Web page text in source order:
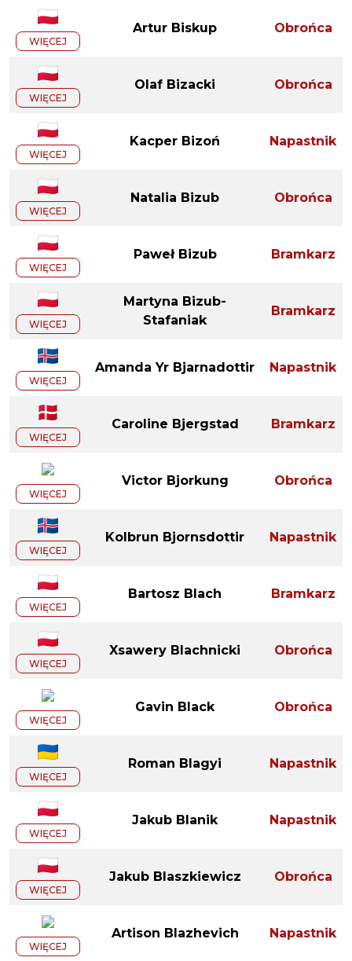
WIĘCEJ
Artur Biskup Obrońca
WIĘCEJ
Olaf Bizacki Obrońca
WIĘCEJ
Kacper Bizoń Napastnik
WIĘCEJ
Natalia Bizub Obrońca
WIĘCEJ
Paweł Bizub Bramkarz
WIĘCEJ
Martyna Bizub-
Stafaniak
Bramkarz
WIĘCEJ
Amanda Yr Bjarnadottir Napastnik
WIĘCEJ
Caroline Bjergstad Bramkarz
WIĘCEJ
Victor Bjorkung Obrońca
WIĘCEJ
Kolbrun Bjornsdottir Napastnik
WIĘCEJ
Bartosz Blach Bramkarz
WIĘCEJ
Xsawery Blachnicki Obrońca
WIĘCEJ
Gavin Black Obrońca
WIĘCEJ
Roman Blagyi Napastnik
WIĘCEJ
Jakub Blanik Napastnik
WIĘCEJ
Jakub Blaszkiewicz Obrońca
WIĘCEJ
Artison Blazhevich Napastnik